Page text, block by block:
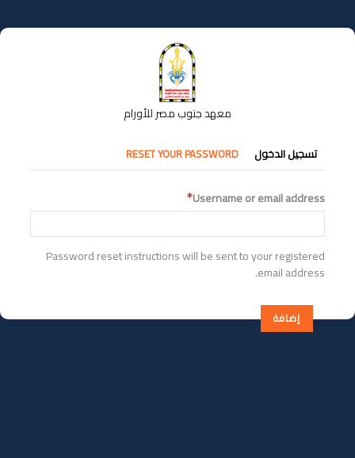
إلى
المحتوى
معهد جنوب مصر للأورام
التبويبات
الأساسية
تسجيل الدخول RESET YOUR PASSWORD
Username or email address
Password reset instructions will be sent to your registered
email address.